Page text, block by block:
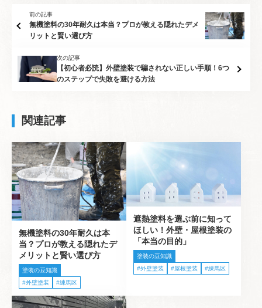
前の記事
無機塗料の30年耐久は本当？プロが教える隠れたデメ
リットと賢い選び方
次の記事
【初心者必読】外壁塗装で騙されない正しい手順！6つ
のステップで失敗を避ける方法
関連記事
無機塗料の30年耐久は本
当？プロが教える隠れたデ
メリットと賢い選び方
塗装の豆知識
外壁塗装
練馬区
遮熱塗料を選ぶ前に知って
ほしい！外壁・屋根塗装の
「本当の目的」
塗装の豆知識
外壁塗装
屋根塗装 練馬区